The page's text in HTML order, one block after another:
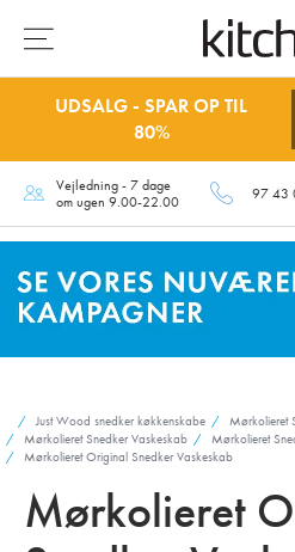
UDSALG - SPAR OP TIL
80%
Vejledning - 7 dage
om ugen 9.00-22.00
97 43
Just Wood snedker køkkenskabe
Mørkolieret
Mørkolieret Snedker Vaskeskab
Mørkolieret
Mørkolieret Original Snedker Vaskeskab
Mørkolieret